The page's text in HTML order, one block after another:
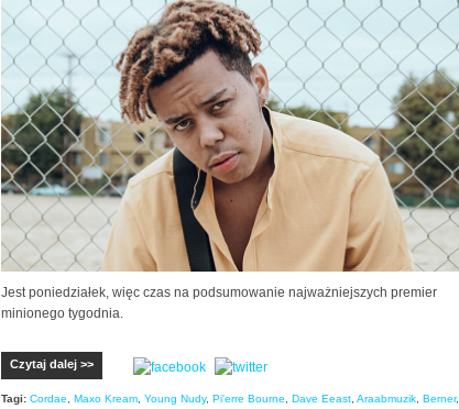
Jest poniedziałek, więc czas na podsumowanie najważniejszych premier
minionego tygodnia.
Czytaj dalej >>
Tagi: Cordae, Maxo Kream, Young Nudy, Pi'erre Bourne, Dave Eeast, Araabmuzik, Berner,